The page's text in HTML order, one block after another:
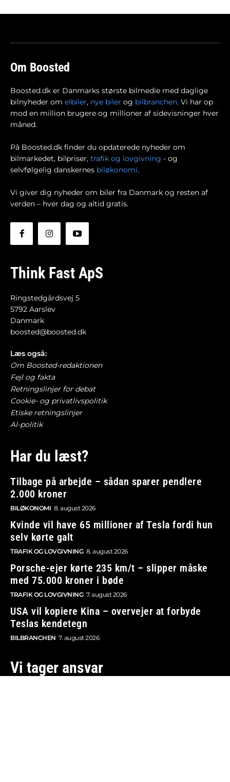
Om Boosted
Boosted.dk er Danmarks største bilmedie med daglige
bilnyheder om elbiler, nye biler og bilbranchen. Vi har op
mod en million brugere og millioner af sidevisninger hver
måned.
På Boosted.dk finder du opdaterede nyheder om
bilmarkedet, bilpriser, trafik og lovgivning - og
selvfølgelig danskernes biløkonomi.
Vi giver dig nyheder om biler fra Danmark og resten af
verden – hver dag og altid gratis.
Think Fast ApS
Ringstedgårdsvej 5
5792 Aarslev
Danmark
boosted@boosted.dk
Læs også:
Om Boosted-redaktionen
Fejl og fakta
Retningslinjer for debat
Cookie- og privatlivspolitik
Etiske retningslinjer
AI-politik
Har du læst?
Tilbage på arbejde – sådan sparer pendlere
2.000 kroner
BILØKONOMI 8. august 2026
Kvinde vil have 65 millioner af Tesla fordi hun
selv kørte galt
TRAFIK OG LOVGIVNING 8. august 2026
Porsche-ejer kørte 235 km/t – slipper måske
med 75.000 kroner i bøde
TRAFIK OG LOVGIVNING 7. august 2026
USA vil kopiere Kina – overvejer at forbyde
Teslas kendetegn
BILBRANCHEN 7. august 2026
Vi tager ansvar